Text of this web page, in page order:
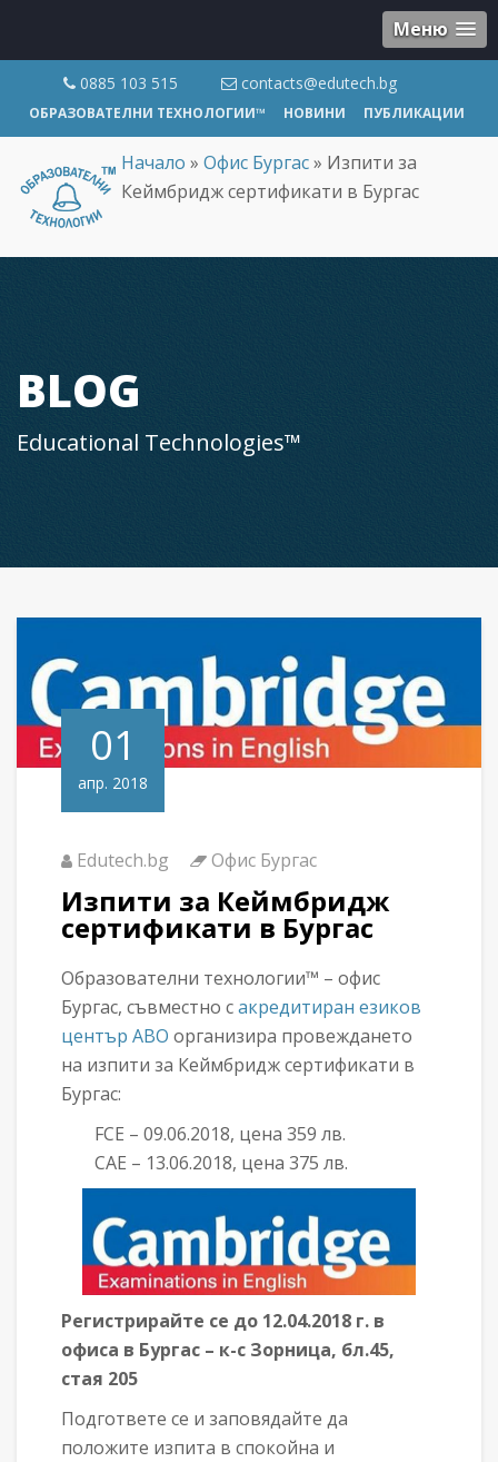
Меню
0885 103 515 contacts@edutech.bg
ОБРАЗОВАТЕЛНИ ТЕХНОЛОГИИ™ НОВИНИ ПУБЛИКАЦИИ
Начало » Офис Бургас» Изпити за
Кеймбридж сертификати в Бургас
BLOG
Educational Technologies™
01
апр. 2018
Edutech.bg Офис Бургас
Изпити за Кеймбридж
сертификати в Бургас
Образователни технологии™ – офис
Бургас, съвместно сакредитиран езиков
център АВО организира провеждането
на изпити за Кеймбридж сертификати в
Бургас:
FCE – 09.06.2018, цена 359 лв.
САЕ – 13.06.2018, цена 375 лв.
Регистрирайте се до 12.04.2018 г. в
офиса в Бургас – к-с Зорница, бл.45,
стая 205
Подгответе се и заповядайте да
положите изпита в спокойна и